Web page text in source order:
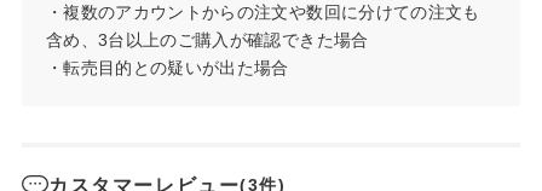
*3...グリセリン、ペンチレングリコール、グリチルリチン酸2K、テトラヘキシル
デカン酸アスコルビル、ハイブリッドヒマワリ油、ユキノシタエキス、オウゴン
根エキス、アセロラ種子エキス
・複数のアカウントからの注文や数回に分けての注文も
含め、3台以上のご購入が確認できた場合
・転売目的との疑いが出た場合
カスタマーレビュー(3件)